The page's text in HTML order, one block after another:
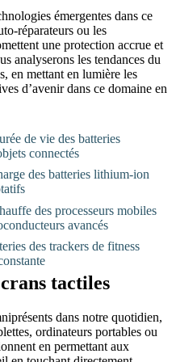
émergentes dans ce
réparateurs ou les
une protection accrue et
analyserons les tendances du
en mettant en lumière les
d’avenir dans ce domaine en
de vie des batteries
connectés
des batteries lithium-ion
des processeurs mobiles
avancés
des trackers de fitness
tactiles
dans notre quotidien,
ordinateurs portables ou
en permettant aux